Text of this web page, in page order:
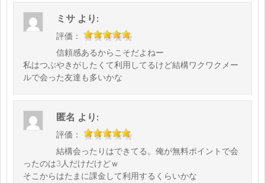
ミサ より:
評価：
信頼感あるからこそだよねー
私はつぶやきがしたくて利用してるけど結構ワクワクメー
ルで会った友達も多いかな
匿名 より:
評価：
結構会ったりはできてる。俺が無料ポイントで会
ったのは3人だけだけどｗ
そこからはたまに課金して利用するくらいかな